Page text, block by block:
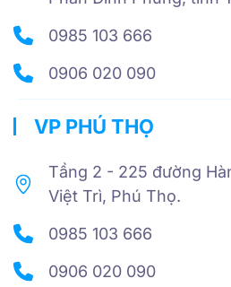
0985 103 666
0906 020 090
VP PHÚ THỌ
Tầng 2 - 225 đường
Việt Trì, Phú Thọ.
0985 103 666
0906 020 090